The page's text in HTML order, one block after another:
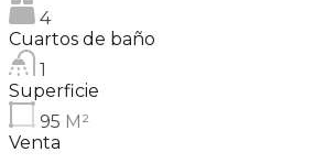
4
Cuartos de baño
1
Superficie
95 M²
Venta